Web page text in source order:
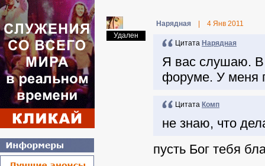
Удален
Нарядная 4 Янв 2011
Цитата Нарядная
Я вас слушаю. В
форуме. У меня
Цитата Комп
не знаю, что
пусть Бог тебя